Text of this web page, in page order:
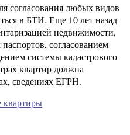
согласования любых видов
в БТИ. Еще 10 лет назад
недвижимости,
согласованием
системы кадастрового
квартир должна
сведениях ЕГРН.